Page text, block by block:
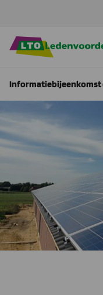
Informatiebijeenkomst